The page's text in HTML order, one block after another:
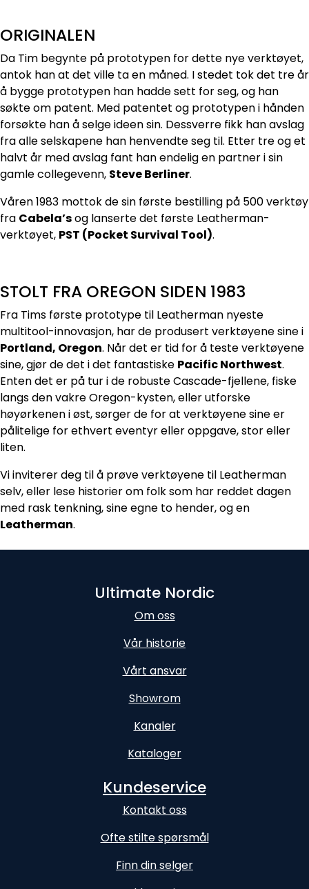
ORIGINALEN
Da Tim begynte på prototypen for dette nye verktøyet,
antok han at det ville ta en måned. I stedet tok det tre år
å bygge prototypen han hadde sett for seg, og han
søkte om patent. Med patentet og prototypen i hånden
forsøkte han å selge ideen sin. Dessverre fikk han avslag
fra alle selskapene han henvendte seg til. Etter tre og et
halvt år med avslag fant han endelig en partner i sin
gamle collegevenn, Steve Berliner.
Våren 1983 mottok de sin første bestilling på 500 verktøy
fra Cabela’sog lanserte det første Leatherman-
verktøyet, PST (Pocket Survival Tool).
STOLT FRA OREGON SIDEN 1983
Fra Tims første prototype til Leatherman nyeste
multitool-innovasjon, har de produsert verktøyene sine i
Portland, Oregon. Når det er tid for å teste verktøyene
sine, gjør de det i det fantastiske Pacific Northwest.
Enten det er på tur i de robuste Cascade-fjellene, fiske
langs den vakre Oregon-kysten, eller utforske
høyørkenen i øst, sørger de for at verktøyene sine er
pålitelige for ethvert eventyr eller oppgave, stor eller
liten.
Vi inviterer deg til å prøve verktøyene til Leatherman
selv, eller lese historier om folk som har reddet dagen
med rask tenkning, sine egne to hender, og en
Leatherman.
Ultimate Nordic
Om oss
Vår historie
Vårt ansvar
Showrom
Kanaler
Kataloger
Kundeservice
Kontakt oss
Ofte stilte spørsmål
Finn din selger